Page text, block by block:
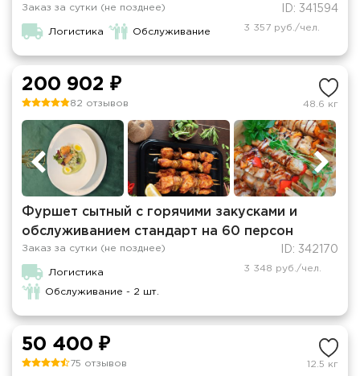
Заказ за сутки (не позднее) ID: 341594
Логистика Обслуживание 3 357 руб./чел.
200 902 ₽
82 отзывов 48.6 кг
Фуршет сытный с горячими закусками и
обслуживанием стандарт на 60 персон
Заказ за сутки (не позднее) ID: 342170
Логистика
Обслуживание - 2 шт.
3 348 руб./чел.
50 400 ₽
75 отзывов 12.5 кг